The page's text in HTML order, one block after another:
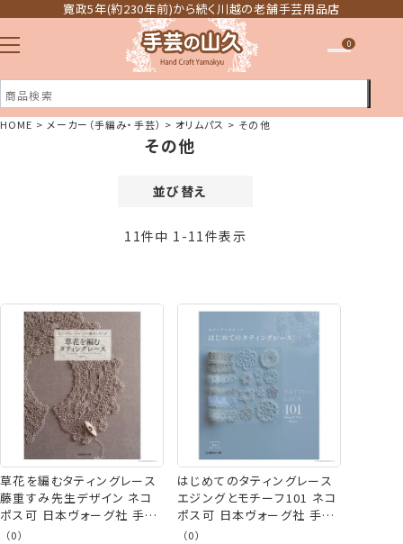
寛政5年(約230年前)から続く川越の老舗手芸用品店
注文履歴
0
HOME メーカー（手編み・手芸） オリムパス その他
その他
並び替え
価格が高い順
おすすめ順
レビュー順
11件中 1 -11 件表示
草花を編むタティングレース
藤重すみ先生デザイン ネコ
ポス可 日本ヴォーグ社 手芸
の山久
（0）
はじめてのタティングレース
エジングとモチーフ101 ネコ
ポス可 日本ヴォーグ社 手芸
の山久
（0）